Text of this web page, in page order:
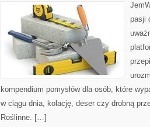
pasji
kompendium pomysłów dla osób, które
w ciągu dnia, kolację, deser czy drobną
Roślinne. […]